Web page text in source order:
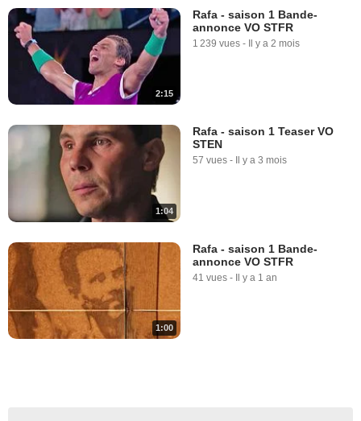
2:15
Rafa - saison 1 Bande-
annonce VO STFR
1 239 vues - Il y a 2 mois
1:04
Rafa - saison 1 Teaser VO
STEN
57 vues - Il y a 3 mois
1:00
Rafa - saison 1 Bande-
annonce VO STFR
41 vues - Il y a 1 an